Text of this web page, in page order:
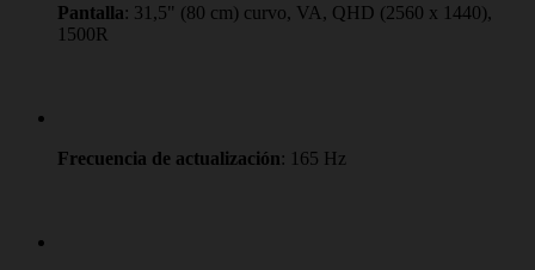
Pantalla: 31,5" (80 cm) curvo, VA, QHD (2560 x 1440),
1500R
Frecuencia de actualización: 165 Hz